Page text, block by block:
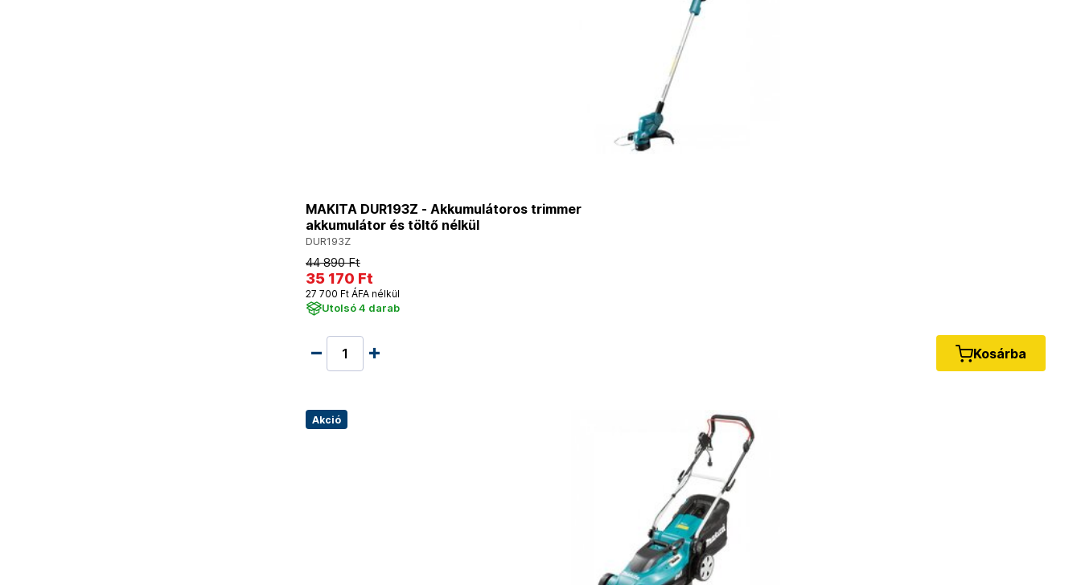
MAKITA DUR193Z - Akkumulátoros trimmer
akkumulátor és töltő nélkül
DUR193Z
44 890 Ft
35 170 Ft
27 700 Ft ÁFA nélkül
Utolsó 4 darab
Kosárba
Akció